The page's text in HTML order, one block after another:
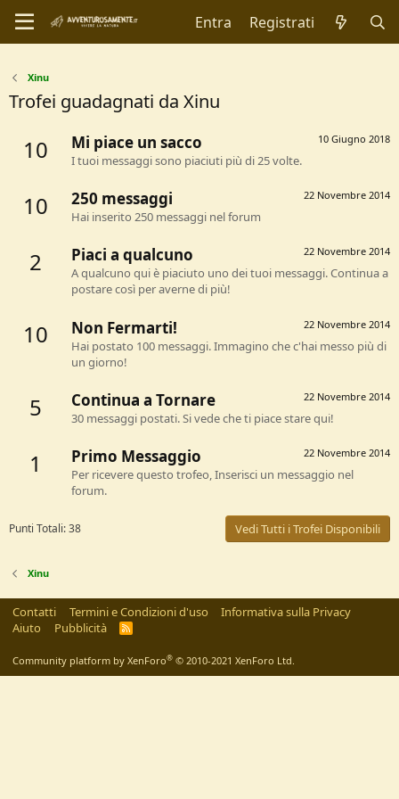
Entra Registrati
Xinu
Trofei guadagnati da Xinu
10 10 Giugno 2018
Mi piace un sacco
I tuoi messaggi sono piaciuti più di 25 volte.
10 22 Novembre 2014
250 messaggi
Hai inserito 250 messaggi nel forum
2 22 Novembre 2014
Piaci a qualcuno
A qualcuno qui è piaciuto uno dei tuoi messaggi. Continua a
postare così per averne di più!
10 22 Novembre 2014
Non Fermarti!
Hai postato 100 messaggi. Immagino che c'hai messo più di
un giorno!
5 22 Novembre 2014
Continua a Tornare
30 messaggi postati. Si vede che ti piace stare qui!
1 22 Novembre 2014
Primo Messaggio
Per ricevere questo trofeo, Inserisci un messaggio nel
forum.
Punti Totali: 38 Vedi Tutti i Trofei Disponibili
Xinu
Contatti Termini e Condizioni d'uso
Informativa sulla Privacy
Aiuto
Pubblicità
R
S
Community platform by XenForo® © 2010-2021 XenForo Ltd.